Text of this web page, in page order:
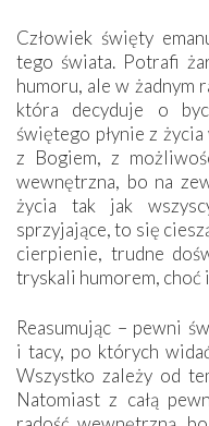
Człowiek święty
tego świata. Potrafi
humoru, ale w żadnym
która decyduje o
świętego płynie z
z Bogiem, z
wewnętrzna, bo na
życia tak jak
sprzyjające, to się
cierpienie, trudne
tryskali humorem, choć
Reasumując – pewni
i tacy, po których
Wszystko zależy od
Natomiast z całą